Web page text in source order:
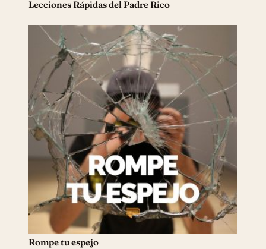
Lecciones Rápidas del Padre Rico
Rompe tu espejo